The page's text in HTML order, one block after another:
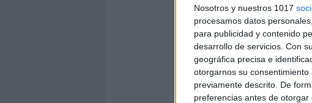
Nosotros y nuestros 1017
procesamos datos
para publicidad y contenido
desarrollo de servicios. Con
geográfica precisa e
otorgarnos su
previamente descrito. De
preferencias antes de otorgar